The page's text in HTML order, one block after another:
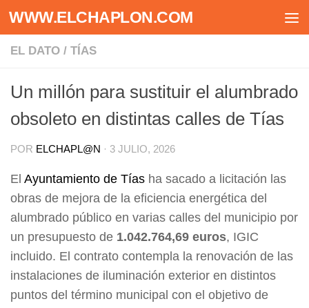
Saltar al contenido
WWW.ELCHAPLON.COM
EL DATO / TÍAS
Un millón para sustituir el alumbrado
obsoleto en distintas calles de Tías
POR ELCHAPL@N · 3 JULIO, 2026
El Ayuntamiento de Tías ha sacado a licitación las
obras de mejora de la eficiencia energética del
alumbrado público en varias calles del municipio por
un presupuesto de 1.042.764,69 euros, IGIC
incluido. El contrato contempla la renovación de las
instalaciones de iluminación exterior en distintos
puntos del término municipal con el objetivo de